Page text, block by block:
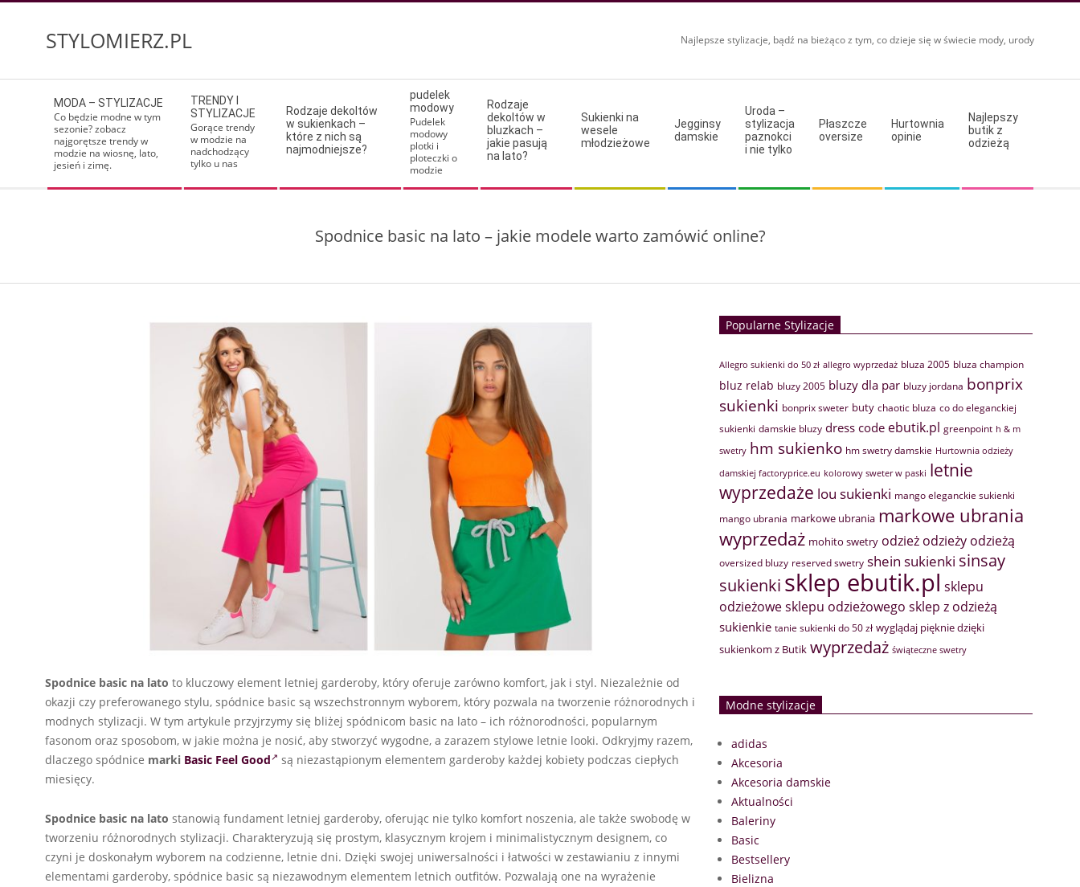
STYLOMIERZ.PL Najlepsze stylizacje, bądź na bieżąco z tym, co dzieje się w świecie mody, urody
Navigation
Menu
MODA – STYLIZACJE
Co będzie modne w tym
sezonie? zobacz
najgorętsze trendy w
modzie na wiosnę, lato,
jesień i zimę.
TRENDY I
STYLIZACJE
Gorące trendy
w modzie na
nadchodzący
tylko u nas
Rodzaje dekoltów
w sukienkach –
które z nich są
najmodniejsze?
pudelek
modowy
Pudelek
modowy
plotki i
ploteczki o
modzie
Rodzaje
dekoltów w
bluzkach –
jakie pasują
na lato?
Sukienki na
wesele
młodzieżowe
Jegginsy
damskie
Uroda –
stylizacja
paznokci
i nie tylko
Płaszcze
oversize
Hurtownia
opinie
Najlepszy
butik z
odzieżą
Spodnice basic na lato – jakie modele warto zamówić online?
Spodnice basic na lato to kluczowy element letniej garderoby, który oferuje zarówno komfort, jak i styl. Niezależnie od
okazji czy preferowanego stylu, spódnice basic są wszechstronnym wyborem, który pozwala na tworzenie różnorodnych i
modnych stylizacji. W tym artykule przyjrzymy się bliżej spódnicom basic na lato – ich różnorodności, popularnym
fasonom oraz sposobom, w jakie można je nosić, aby stworzyć wygodne, a zarazem stylowe letnie looki. Odkryjmy razem,
dlaczego spódnice marki Basic Feel Good
są niezastąpionym elementem garderoby każdej kobiety podczas ciepłych
miesięcy.
Spodnice basic na lato stanowią fundament letniej garderoby, oferując nie tylko komfort noszenia, ale także swobodę w
tworzeniu różnorodnych stylizacji. Charakteryzują się prostym, klasycznym krojem i minimalistycznym designem, co
czyni je doskonałym wyborem na codzienne, letnie dni. Dzięki swojej uniwersalności i łatwości w zestawianiu z innymi
elementami garderoby, spódnice basic są niezawodnym elementem letnich outfitów. Pozwalają one na wyrażenie
Popularne Stylizacje
Allegro sukienki do 50 zł allegro wyprzedaż bluza 2005 bluza champion
bluz relab bluzy 2005 bluzy dla par bluzy jordana bonprix
sukienki bonprix sweter buty chaotic bluza co do eleganckiej
sukienki damskie bluzy dress code ebutik.pl greenpoint h & m
swetry hm sukienko hm swetry damskie Hurtownia odzieży
damskiej factoryprice.eu kolorowy sweter w paski letnie
wyprzedaże lou sukienki mango eleganckie sukienki
mango ubrania markowe ubrania markowe ubrania
wyprzedaż mohito swetry odzież odzieży odzieżą
oversized bluzy reserved swetry shein sukienki sinsay
sukienki sklep ebutik.pl sklepu
odzieżowesklepu odzieżowego sklep z odzieżą
sukienkie tanie sukienki do 50 zł wyglądaj pięknie dzięki
sukienkom z Butik wyprzedaż świąteczne swetry
Modne stylizacje
adidas
Akcesoria
Akcesoria damskie
Aktualności
Baleriny
Basic
Bestsellery
Bielizna